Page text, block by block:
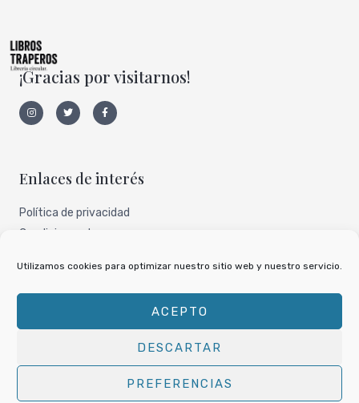
Utilizamos cookies para optimizar nuestro sitio web y nuestro servicio.
ACEPTO
DESCARTAR
PREFERENCIAS
¡Gracias por visitarnos!
n
s
t
m
w
i
t
a
c
e
f
Enlaces de interés
Política de privacidad
Condiciones de uso
Nuestro perfil de todocoleccion
Copyright © 2026